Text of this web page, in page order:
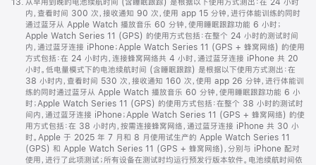
脚
13.
从早用到晚的电池续航时间 (含睡眠跟踪) 是根据以下使用方式测出：在 24 小时
内，查看时间 300 次，接收通知 90 次，使用 app 15 分钟，进行体能训练的同时
通过蓝牙从 Apple Watch 播放音乐 60 分钟，使用睡眠跟踪功能 6 小时；
Apple Watch Series 11 (GPS) 的使用方式包括：在整个 24 小时的测试时间
内，通过蓝牙连接 iPhone；Apple Watch Series 11 (GPS + 蜂窝网络) 的使用
方式包括：在 24 小时内，连接蜂窝网络共 4 小时，通过蓝牙连接 iPhone 共 20
小时。低电量模式下的电池续航时间 (含睡眠跟踪) 是根据以下使用方式测出：在
38 小时内，查看时间 530 次，接收通知 160 次，使用 app 26 分钟，进行体能训
练的同时通过蓝牙从 Apple Watch 播放音乐 60 分钟，使用睡眠跟踪功能 6 小
时；Apple Watch Series 11 (GPS) 的使用方式包括：在整个 38 小时的测试时
间内，通过蓝牙连接 iPhone；Apple Watch Series 11 (GPS + 蜂窝网络) 的使
用方式包括：在 38 小时内，按需连接蜂窝网络，通过蓝牙连接 iPhone 共 30 小
时。Apple 于 2025 年 7 月和 8 月使用试生产的 Apple Watch Series 11
(GPS) 和 Apple Watch Series 11 (GPS + 蜂窝网络)，分别与 iPhone 配对
使用，进行了此项测试；所有设备在测试时均运行预发行版本软件。电池续航时间依